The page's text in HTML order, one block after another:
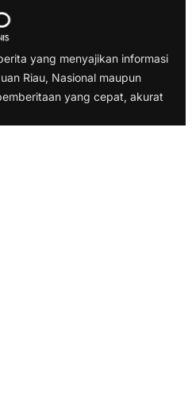
yang menyajikan informasi
Riau, Nasional maupun
yang cepat, akurat